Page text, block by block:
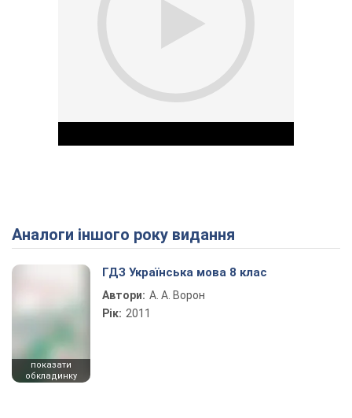
Play Video
Аналоги іншого року видання
показати
обкладинку
ГДЗ Українська мова 8 клас
Автори: А. А. Ворон
Рік: 2011